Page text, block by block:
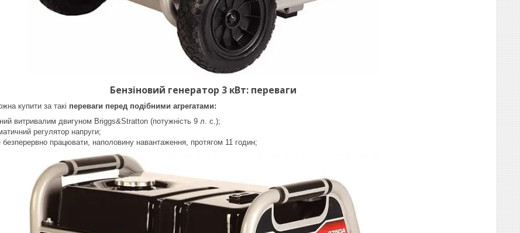
Бензіновий генератор 3 кВт: переваги
купити за такі переваги перед подібними агрегатами:
витривалим двигуном Briggs&Stratton (потужність 9 л. с.);
регулятор напруги;
працювати, наполовину навантаження, протягом 11 годин;